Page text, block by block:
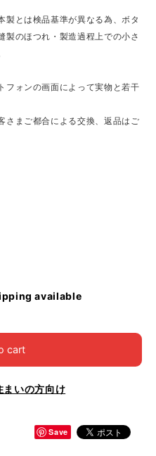
製とは検品基準が異なる為、ボタ
製のほつれ・製造過程上での小さ
フォンの画面によって実物と若干
さまご都合による交換、返品はご
available
cart
まいの方向け
Save